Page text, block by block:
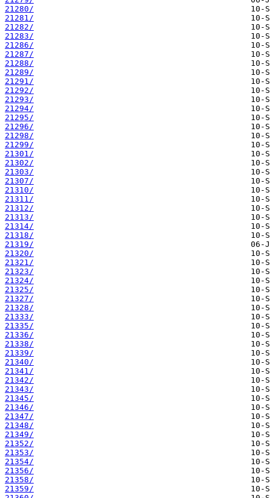
21280/
21281/
21282/
21283/
21286/
21287/
21288/
21289/
21291/
21292/
21293/
21294/
21295/
21296/
21298/
21299/
21301/
21302/
21303/
21307/
21310/
21311/
21312/
21313/
21314/
21318/
21319/
21320/
21321/
21323/
21324/
21325/
21327/
21328/
21333/
21335/
21336/
21338/
21339/
21340/
21341/
21342/
21343/
21345/
21346/
21347/
21348/
21349/
21352/
21353/
21354/
21356/
21358/
21359/